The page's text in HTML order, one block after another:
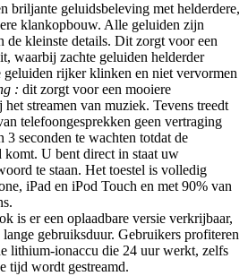
briljante geluidsbeleving met helderdere,
klankopbouw. Alle geluiden zijn
de kleinste details. Dit zorgt voor een
waarbij zachte geluiden helderder
geluiden rijker klinken en niet vervormen
: dit zorgt voor een mooiere
streamen van muziek. Tevens treedt
telefoongesprekken geen vertraging
3 seconden te wachten totdat de
komt. U bent direct in staat uw
te staan. Het toestel is volledig
iPad en iPod Touch en met 90% van
is er een oplaadbare versie verkrijbaar,
lange gebruiksduur. Gebruikers profiteren
lithium-ionaccu die 24 uur werkt, zelfs
tijd wordt gestreamd.